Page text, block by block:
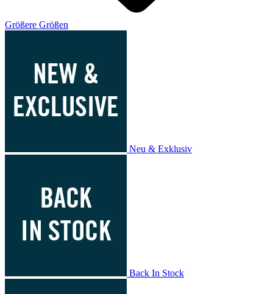
Größere Größen
Neu & Exklusiv
Back In Stock